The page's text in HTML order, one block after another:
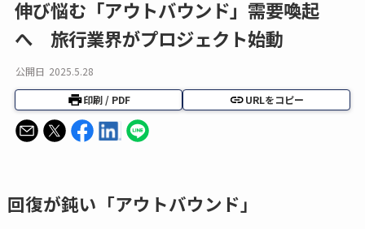
伸び悩む「アウトバウンド」需要喚起
へ 旅行業界がプロジェクト始動
公開日 2025.5.28
印刷 / PDF URLをコピー
回復が鈍い「アウトバウンド」